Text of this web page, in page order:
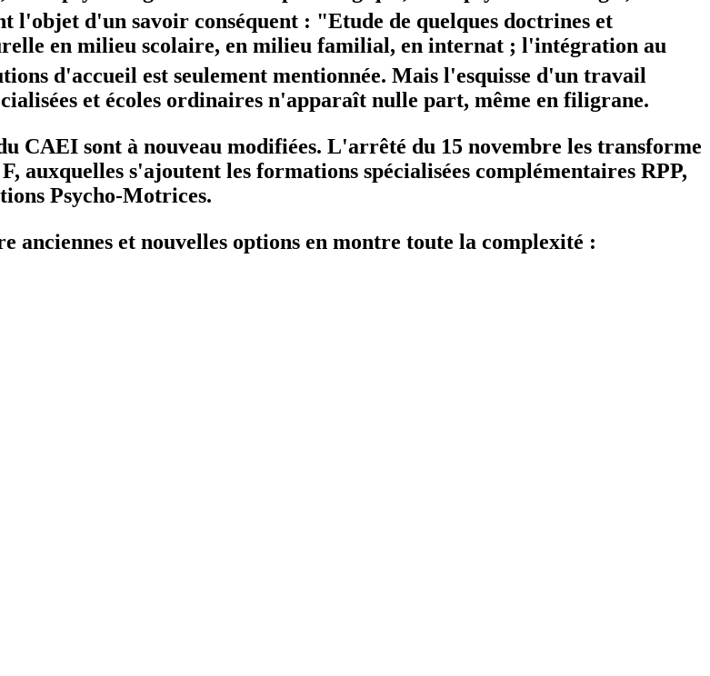
l'objet d'un savoir conséquent : "Etude de quelques doctrines et
en milieu scolaire, en milieu familial, en internat ; l'intégration au
d'accueil est seulement mentionnée. Mais l'esquisse d'un travail
et écoles ordinaires n'apparaît nulle part, même en filigrane.
CAEI sont à nouveau modifiées. L'arrêté du 15 novembre les transforme
auxquelles s'ajoutent les formations spécialisées complémentaires RPP,
Psycho-Motrices.
anciennes et nouvelles options en montre toute la complexité :